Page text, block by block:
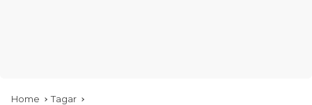
Home Tagar